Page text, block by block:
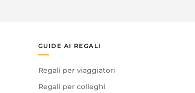
GUIDE AI REGALI
Regali per viaggiatori
Regali per colleghi